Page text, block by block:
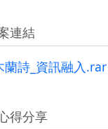
連結
蘭詩_資訊融入.rar
得分享